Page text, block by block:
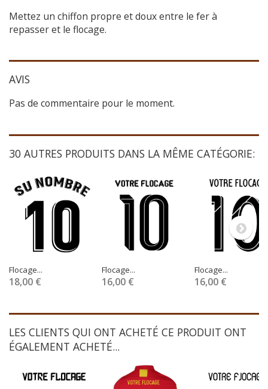
Mettez un chiffon propre et doux entre le fer à
repasser et le flocage.
AVIS
Pas de commentaire pour le moment.
30 AUTRES PRODUITS DANS LA MÊME CATÉGORIE:
Flocage...
18,00 €
Flocage...
16,00 €
Flocage...
16,00 €
LES CLIENTS QUI ONT ACHETÉ CE PRODUIT ONT
ÉGALEMENT ACHETÉ...